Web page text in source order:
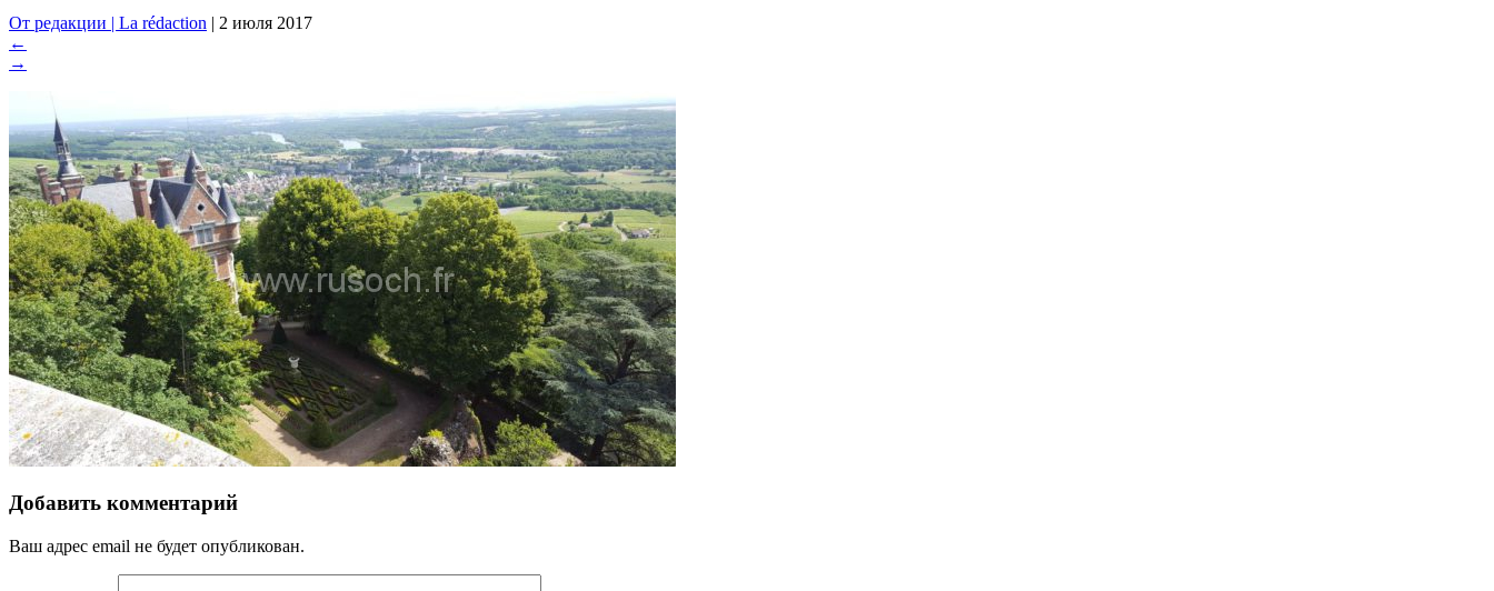
От редакции | La rédaction | 2 июля 2017
←
→
Добавить комментарий
Ваш адрес email не будет опубликован.